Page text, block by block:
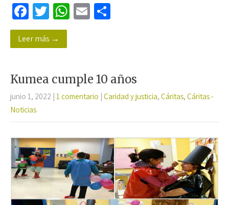
Fa
ce
b
o
k
T
wi
tt
W
p
p
E
ar
tir
Leer más →
Kumea cumple 10 años
junio 1, 2022 1 comentario Caridad y justicia, Cáritas, Cáritas -
Noticias